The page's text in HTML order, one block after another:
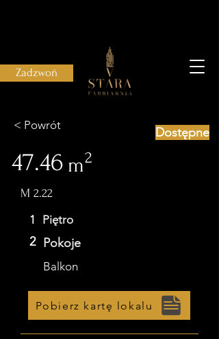
Zadzwoń
< Powrót
47.46 m
M 2.22
1 Piętro
2 Pokoje
Balkon
Pobierz kartę lokalu
Dostępne
2